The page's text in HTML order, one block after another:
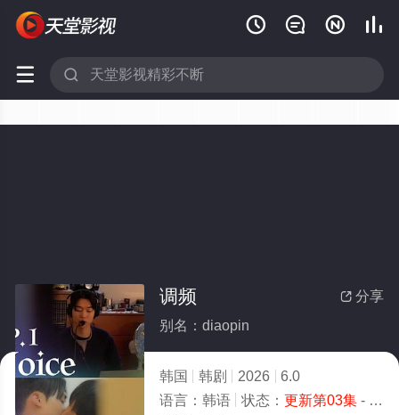
   
 
 分享
调频
别名：diaopin
韩国 韩剧 2026
6.0
语言： 韩语 状态： 更新第03集- 免费在线观看